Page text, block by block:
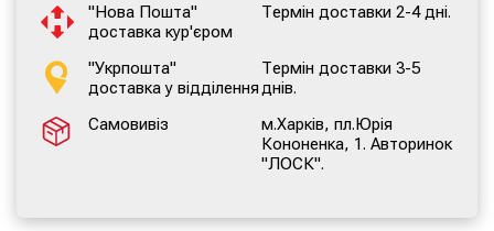
"Нова Пошта"
доставка кур'єром
Термін доставки 2-4 дні.
"Укрпошта"
доставка у відділення
Термін доставки 3-5
днів.
Самовивіз
м.Харків, пл.Юрія
Кононенка, 1. Авторинок
"ЛОСК".